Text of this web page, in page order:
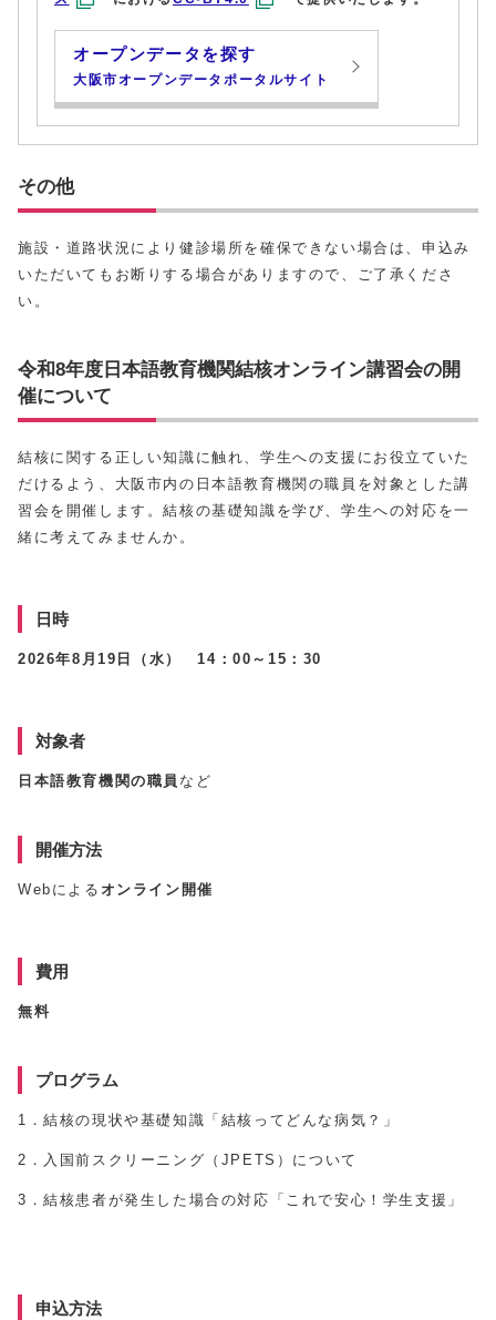
オープンデータを探す
大阪市オープンデータポータルサイト
その他
施設・道路状況により健診場所を確保できない場合は、申込み
いただいてもお断りする場合がありますので、ご了承くださ
い。
令和8年度日本語教育機関結核オンライン講習会の開
催について
結核に関する正しい知識に触れ、学生への支援にお役立ていた
だけるよう、大阪市内の日本語教育機関の職員を対象とした講
習会を開催します。結核の基礎知識を学び、学生への対応を一
緒に考えてみませんか。
日時
2026年8月19日（水） 14：00～15：30
対象者
日本語教育機関の職員 など
開催方法
Webによる オンライン開催
費用
無料
プログラム
1．結核の現状や基礎知識「結核ってどんな病気？」
2．入国前スクリーニング（JPETS）について
3．結核患者が発生した場合の対応「これで安心！学生支援」
申込方法